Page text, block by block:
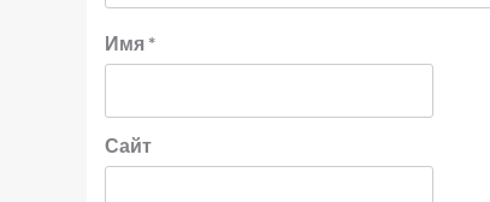
Имя *
Сайт